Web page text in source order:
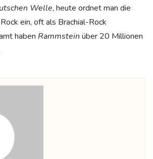
Welle, heute ordnet man die
ein, oft als Brachial-Rock
haben Rammstein über 20 Millionen